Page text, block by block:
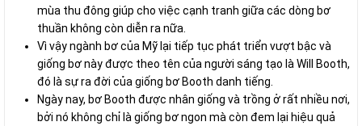
mùa thu đông giúp cho việc cạnh tranh giữa các dòng bơ
thuần không còn diễn ra nữa.
Vì vậy ngành bơ của Mỹ lại tiếp tục phát triển vượt bậc và
giống bơ này được theo tên của người sáng tạo là Will Booth,
đó là sự ra đời của giống bơ Booth danh tiếng.
Ngày nay, bơ Booth được nhân giống và trồng ở rất nhiều nơi,
bởi nó không chỉ là giống bơ ngon mà còn đem lại hiệu quả